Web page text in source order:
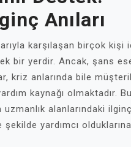
Anıları
karşılaşan birçok kişi
bir yerdir. Ancak, şans
kriz anlarında bile
kaynağı olmaktadır.
alanlarındaki ilginç
yardımcı